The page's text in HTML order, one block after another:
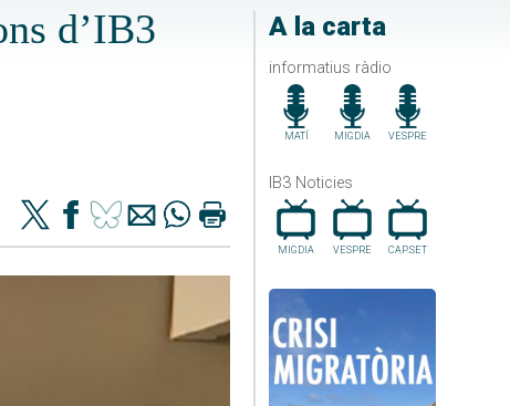
A la carta
informatius ràdio
MATÍ MIGDIA VESPRE
IB3 Noticies
MIGDIA VESPRE CAP.SET
d’IB3